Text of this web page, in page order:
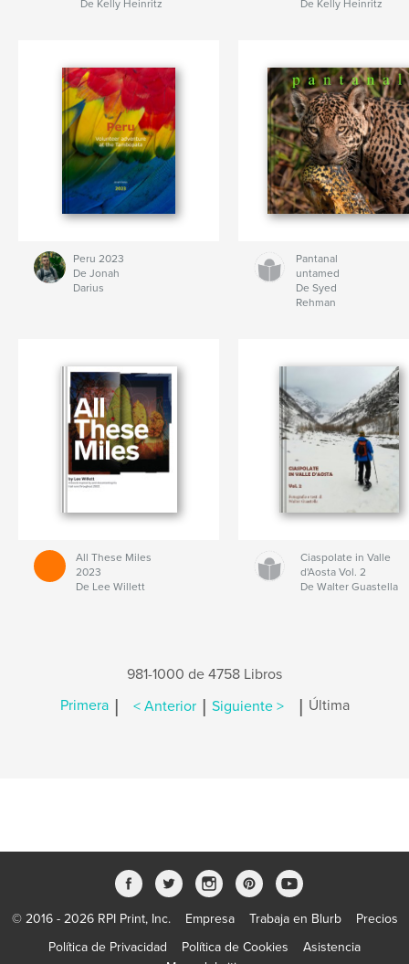
De Kelly Heinritz
De Kelly Heinritz
Peru 2023
De Jonah
Darius
Pantanal
untamed
De Syed
Rehman
All These Miles
2023
De Lee Willett
Ciaspolate in Valle
d'Aosta Vol. 2
De Walter Guastella
981-1000 de 4758 Libros
Primera | < Anterior | Siguiente > | Última
© 2016 - 2026 RPI Print, Inc. Empresa Trabaja en Blurb
Precios
Política de Privacidad
Política de Cookies
Asistencia